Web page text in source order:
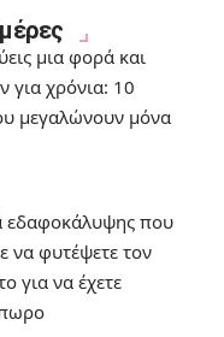
μια φορά και
για χρόνια: 10
μεγαλώνουν μόνα
εδαφοκάλυψης που
να φυτέψετε τον
για να έχετε